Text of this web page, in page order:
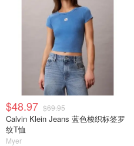
$48.97 $69.95
Calvin Klein Jeans 蓝色梭织标签罗
纹T恤
Myer